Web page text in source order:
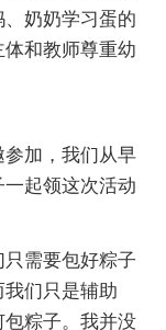
奶奶学习蛋的
和教师尊重幼
加，我们从早
一起领这次活动
需要包好粽子
们只是辅助
粽子。我并没